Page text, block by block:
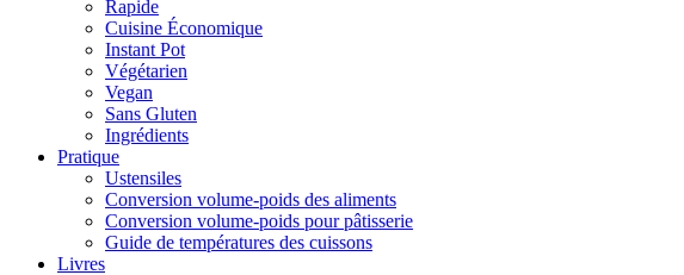
Rapide
Cuisine Économique
Instant Pot
Végétarien
Vegan
Sans Gluten
Ingrédients
Pratique
Ustensiles
Conversion volume-poids des aliments
Conversion volume-poids pour pâtisserie
Guide de températures des cuissons
Livres